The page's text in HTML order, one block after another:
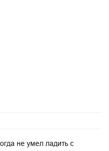
не умел ладить с